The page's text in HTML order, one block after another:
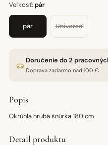
Veľkosť: pár
pár Universal
Doručenie do 2
Doprava zadarmo nad 100 €
Popis
Okrúhla hrubá šnúrka 180 cm
Detail produktu